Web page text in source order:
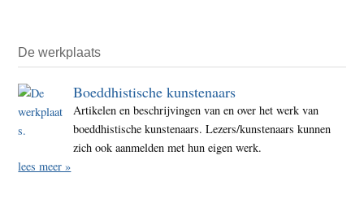
De werkplaats
Boeddhistische kunstenaars
Artikelen en beschrijvingen van en over het werk van
boeddhistische kunstenaars. Lezers/kunstenaars kunnen
zich ook aanmelden met hun eigen werk.
lees meer »